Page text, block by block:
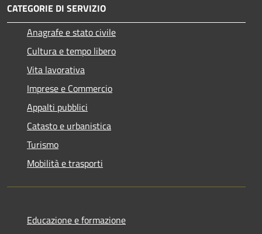
CATEGORIE DI SERVIZIO
Anagrafe e stato civile
Cultura e tempo libero
Vita lavorativa
Imprese e Commercio
Appalti pubblici
Catasto e urbanistica
Turismo
Mobilità e trasporti
Educazione e formazione